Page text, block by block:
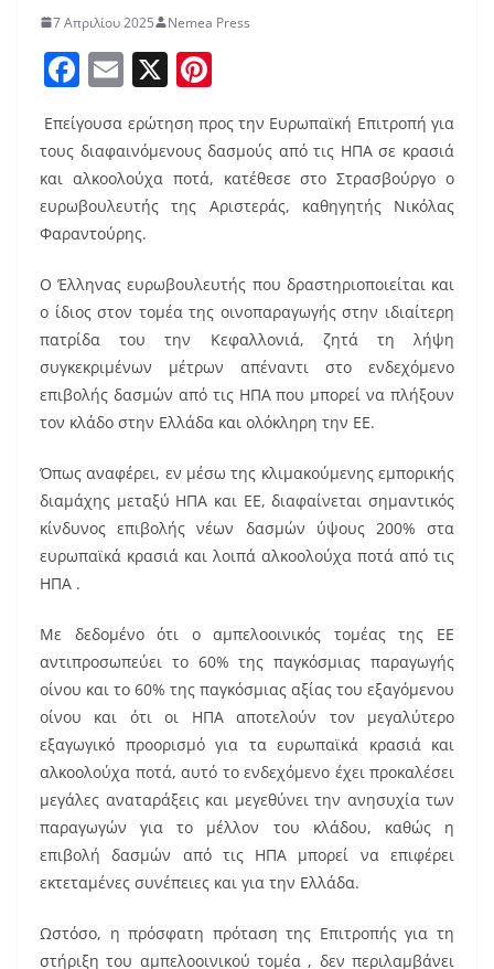
7 Απριλίου 2025 Nemea Press
F
c
e
b
o
o
k
E
m
ai
l
X
er
e
st
Επείγουσα ερώτηση προς την Ευρωπαϊκή Επιτροπή για
τους διαφαινόμενους δασμούς από τις ΗΠΑ σε κρασιά
και αλκοολούχα ποτά, κατέθεσε στο Στρασβούργο ο
ευρωβουλευτής της Αριστεράς, καθηγητής Νικόλας
Φαραντούρης.
Ο Έλληνας ευρωβουλευτής που δραστηριοποιείται και
ο ίδιος στον τομέα της οινοπαραγωγής στην ιδιαίτερη
πατρίδα του την Κεφαλλονιά, ζητά τη λήψη
συγκεκριμένων μέτρων απέναντι στο ενδεχόμενο
επιβολής δασμών από τις ΗΠΑ που μπορεί να πλήξουν
τον κλάδο στην Ελλάδα και ολόκληρη την ΕΕ.
Όπως αναφέρει, εν μέσω της κλιμακούμενης εμπορικής
διαμάχης μεταξύ ΗΠΑ και ΕΕ, διαφαίνεται σημαντικός
κίνδυνος επιβολής νέων δασμών ύψους 200% στα
ευρωπαϊκά κρασιά και λοιπά αλκοολούχα ποτά από τις
ΗΠΑ .
Με δεδομένο ότι ο αμπελοοινικός τομέας της ΕΕ
αντιπροσωπεύει το 60% της παγκόσμιας παραγωγής
οίνου και το 60% της παγκόσμιας αξίας του εξαγόμενου
οίνου και ότι οι ΗΠΑ αποτελούν τον μεγαλύτερο
εξαγωγικό προορισμό για τα ευρωπαϊκά κρασιά και
αλκοολούχα ποτά, αυτό το ενδεχόμενο έχει προκαλέσει
μεγάλες αναταράξεις και μεγεθύνει την ανησυχία των
παραγωγών για το μέλλον τoυ κλάδου, καθώς η
επιβολή δασμών από τις ΗΠΑ μπορεί να επιφέρει
εκτεταμένες συνέπειες και για την Ελλάδα.
Ωστόσο, η πρόσφατη πρόταση της Επιτροπής για τη
στήριξη του αμπελοοινικού τομέα , δεν περιλαμβάνει